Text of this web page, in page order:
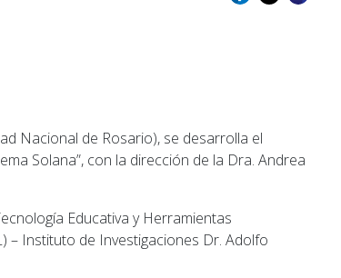
Nacional de Rosario), se desarrolla el
Solana”, con la dirección de la Dra. Andrea
Educativa y Herramientas
– Instituto de Investigaciones Dr. Adolfo